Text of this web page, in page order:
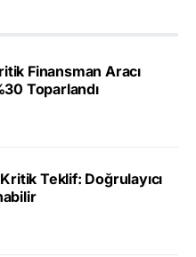
Finansman Aracı
Toparlandı
Teklif: Doğrulayıcı